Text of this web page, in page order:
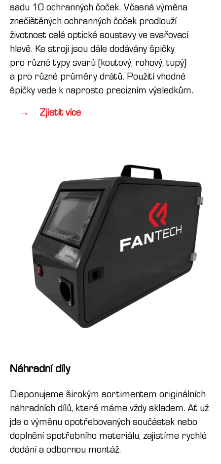
sadu 10 ochranných čoček. Včasná výměna
znečištěných ochranných čoček prodlouží
životnost celé optické soustavy ve svařovací
hlavě. Ke stroji jsou dále dodávány špičky
pro různé typy svarů (koutový, rohový, tupý)
a pro různé průměry drátů. Použití vhodné
špičky vede k naprosto precizním výsledkům.
Zjistit více
Náhradní díly
Disponujeme širokým sortimentem originálních
náhradních dílů, které máme vždy skladem. Ať už
jde o výměnu opotřebovaných součástek nebo
doplnění spotřebního materiálu, zajistíme rychlé
dodání a odbornou montáž.